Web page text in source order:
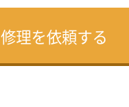
修理を依頼する